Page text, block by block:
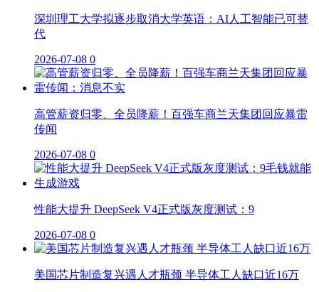
深圳理工大学拟逐步取消大学英语：AI人工智能已可替
代
2026-07-08 0
高管薪资归零、全员降薪！百强车商兰天集团回应暴雷
传闻
2026-07-08 0
性能大提升 DeepSeek V4正式版灰度测试：9
2026-07-08 0
美国芯片制造复兴遇人才瓶颈 半导体工人缺口近16万